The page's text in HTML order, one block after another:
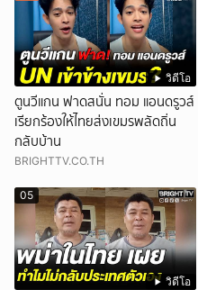
วิดีโอ
ตูนวีแกน ฟาดสนั่น ทอม แอนดรูวส์
เรียกร้องให้ไทยส่งเขมรพลัดถิ่น
กลับบ้าน
BRIGHTTV.CO.TH
วิดีโอ
05